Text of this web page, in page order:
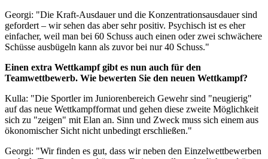
Georgi: "Die Kraft-Ausdauer und die Konzentrationsausdauer sind
gefordert – wir sehen das aber sehr positiv. Psychisch ist es eher
einfacher, weil man bei 60 Schuss auch einen oder zwei schwächere
Schüsse ausbügeln kann als zuvor bei nur 40 Schuss."
Einen extra Wettkampf gibt es nun auch für den
Teamwettbewerb. Wie bewerten Sie den neuen Wettkampf?
Kulla: "Die Sportler im Juniorenbereich Gewehr sind "neugierig"
auf das neue Wettkampfformat und gehen diese zweite Möglichkeit
sich zu "zeigen" mit Elan an. Sinn und Zweck muss sich einem aus
ökonomischer Sicht nicht unbedingt erschließen."
Georgi: "Wir finden es gut, dass wir neben den Einzelwettbewerben